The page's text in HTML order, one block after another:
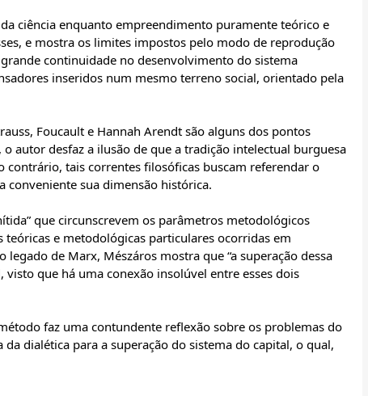
ciência enquanto empreendimento puramente teórico e
e mostra os limites impostos pelo modo de reprodução
continuidade no desenvolvimento do sistema
inseridos num mesmo terreno social, orientado pela
Foucault e Hannah Arendt são alguns dos pontos
autor desfaz a ilusão de que a tradição intelectual burguesa
contrário, tais correntes filosóficas buscam referendar o
conveniente sua dimensão histórica.
que circunscrevem os parâmetros metodológicos
e metodológicas particulares ocorridas em
de Marx, Mészáros mostra que “a superação dessa
que há uma conexão insolúvel entre esses dois
faz uma contundente reflexão sobre os problemas do
dialética para a superação do sistema do capital, o qual,